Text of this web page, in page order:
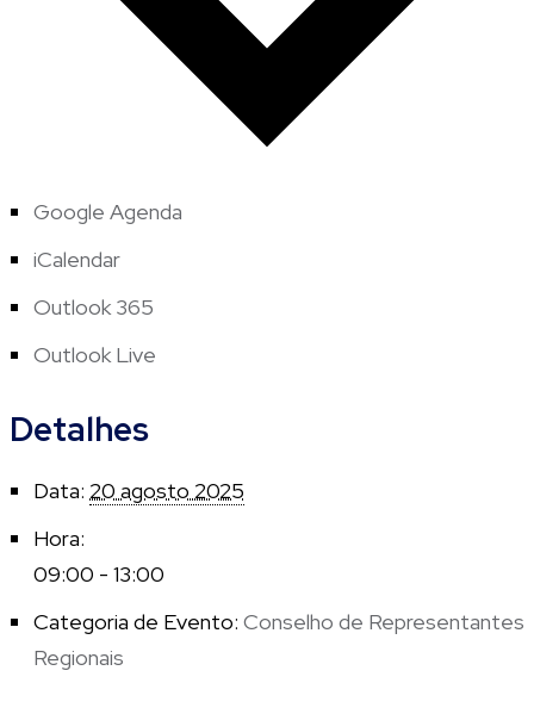
Google Agenda
iCalendar
Outlook 365
Outlook Live
Detalhes
Data: 20 agosto 2025
Hora:
09:00 - 13:00
Categoria de Evento: Conselho de Representantes
Regionais